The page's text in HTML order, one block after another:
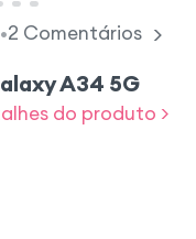
•2 Comentários
A34 5G
do produto >